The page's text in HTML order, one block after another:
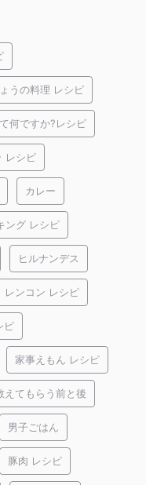
うの料理 レシピ
何ですか?レシピ
レシピ
カレー
ング レシピ
ヒルナンデス
レンコン レシピ
ピ
家事えもん レシピ
えてもらう前と後
男子ごはん
豚肉 レシピ